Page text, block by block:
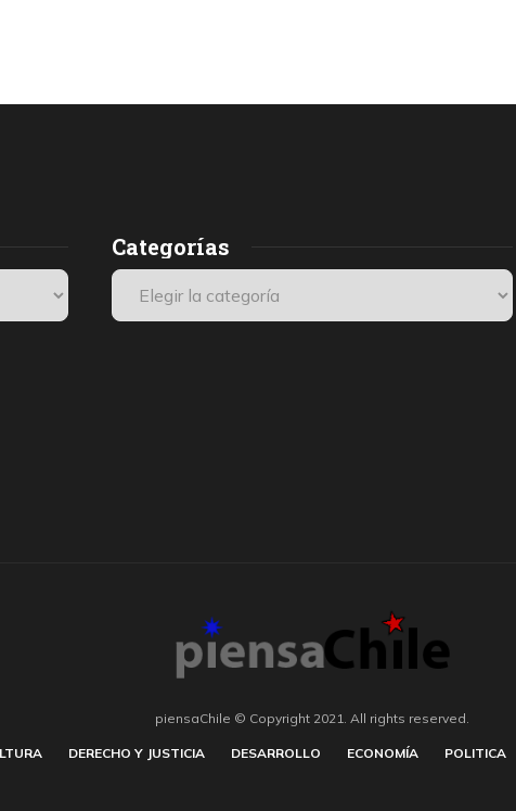
Categorías
piensaChile © Copyright 2021. All rights reserved.
DERECHO Y JUSTICIA DESARROLLO ECONOMÍA POLITICA